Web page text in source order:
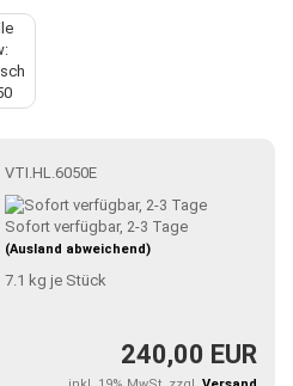
VTI.HL.6050E
Sofort verfügbar, 2-3 Tage
(Ausland abweichend)
7.1 kg je Stück
240,00 EUR